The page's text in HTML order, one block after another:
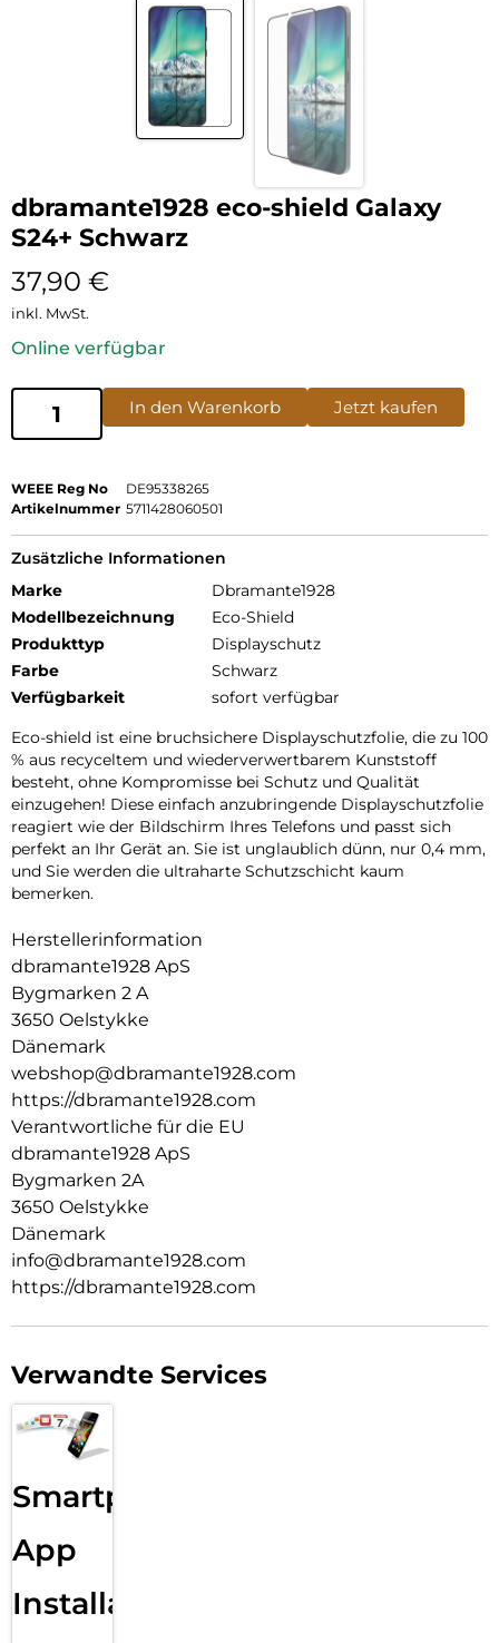
dbramante1928 eco-shield Galaxy
S24+ Schwarz
37,90 €
inkl. MwSt.
Online verfügbar
In den Warenkorb Jetzt kaufen
WEEE Reg No
DE95338265
Artikelnummer 5711428060501
Zusätzliche Informationen
Marke
Dbramante1928
Modellbezeichnung
Eco-Shield
Produkttyp
Displayschutz
Farbe
Schwarz
Verfügbarkeit
sofort verfügbar
Eco-shield ist eine bruchsichere Displayschutzfolie, die zu 100
% aus recyceltem und wiederverwertbarem Kunststoff
besteht, ohne Kompromisse bei Schutz und Qualität
einzugehen! Diese einfach anzubringende Displayschutzfolie
reagiert wie der Bildschirm Ihres Telefons und passt sich
perfekt an Ihr Gerät an. Sie ist unglaublich dünn, nur 0,4 mm,
und Sie werden die ultraharte Schutzschicht kaum
bemerken.
Herstellerinformation
dbramante1928 ApS
Bygmarken 2 A
3650 Oelstykke
Dänemark
webshop@dbramante1928.com
https://dbramante1928.com
Verantwortliche für die EU
dbramante1928 ApS
Bygmarken 2A
3650 Oelstykke
Dänemark
info@dbramante1928.com
https://dbramante1928.com
Verwandte Services
Smartphone
App
Installation